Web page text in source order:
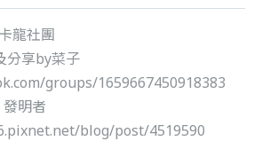
龍社團
分享by菜子
groups/1659667450918383
明者
blog/post/4519590